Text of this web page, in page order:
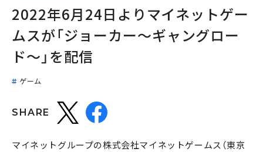
2022年6月24日よりマイネットゲー
ムスが「ジョーカー～ギャングロー
ド～」を配信
ゲーム
SHARE
マイネットグループの株式会社マイネットゲームス（東京